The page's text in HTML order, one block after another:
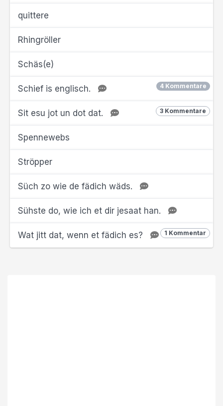
quittere
Rhingröller
Schäs(e)
4 Kommentare
Schief is englisch.
3 Kommentare
Sit esu jot un dot dat.
Spennewebs
Ströpper
Süch zo wie de fädich wäds.
Sühste do, wie ich et dir jesaat han.
1 Kommentar
Wat jitt dat, wenn et fädich es?